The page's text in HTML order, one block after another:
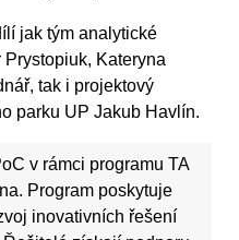
jak tým analytické
Kateryna
tak i projektový
parku UP Jakub Havlín.
v rámci programu TA
Program poskytuje
inovativních řešení